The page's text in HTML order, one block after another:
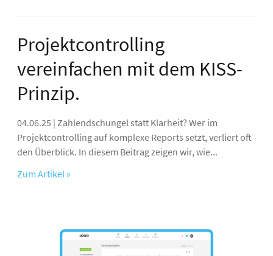
Projektcontrolling
vereinfachen mit dem KISS-
Prinzip.
04.06.25 | Zahlendschungel statt Klarheit? Wer im
Projektcontrolling auf komplexe Reports setzt, verliert oft
den Überblick. In diesem Beitrag zeigen wir, wie...
Zum Artikel »